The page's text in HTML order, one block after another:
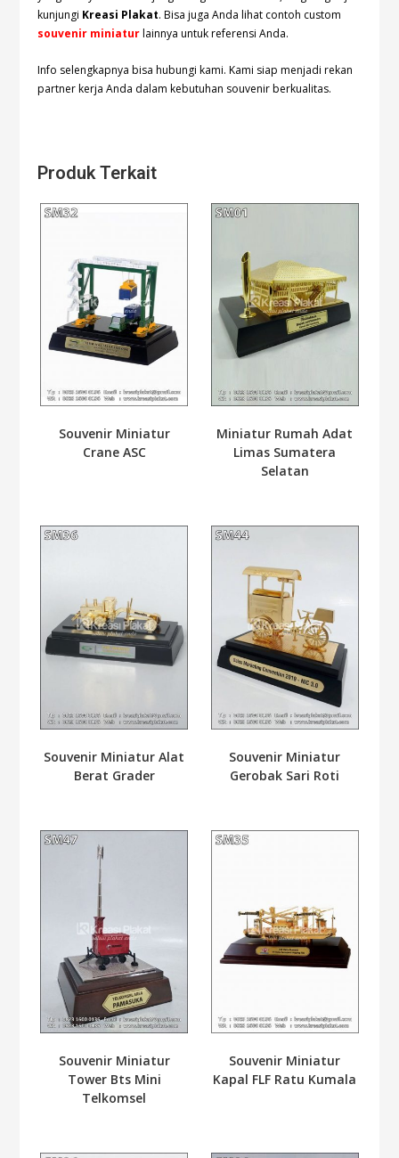
kunjungi Kreasi Plakat. Bisa juga Anda lihat contoh custom
souvenir miniaturlainnya untuk referensi Anda.
Info selengkapnya bisa hubungikami. Kami siap menjadi rekan
partner kerja Anda dalam kebutuhan souvenir berkualitas.
Produk Terkait
Souvenir Miniatur
Crane ASC
Miniatur Rumah Adat
Limas Sumatera
Selatan
Souvenir Miniatur Alat
Berat Grader
Souvenir Miniatur
Gerobak Sari Roti
Souvenir Miniatur
Tower Bts Mini
Telkomsel
Souvenir Miniatur
Kapal FLF Ratu Kumala